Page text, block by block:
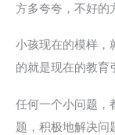
方多夸夸，不好的
小孩现在的模样，
的就是现在的教育
任何一个小问题，
题，积极地解决问